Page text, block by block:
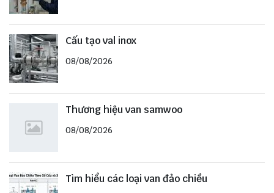
Cấu tạo val inox
08/08/2026
Thương hiệu van samwoo
08/08/2026
Tìm hiểu các loại van đảo chiều